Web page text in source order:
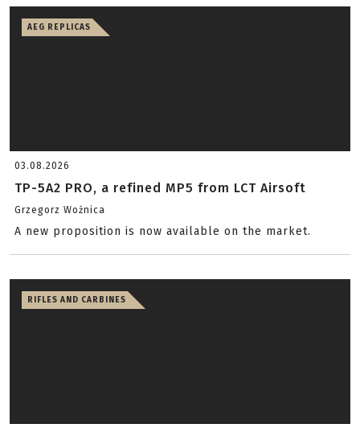
AEG REPLICAS
03.08.2026
TP-5A2 PRO, a refined MP5 from LCT Airsoft
Grzegorz Woźnica
A new proposition is now available on the market.
RIFLES AND CARBINES